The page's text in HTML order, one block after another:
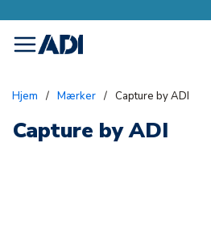
menu
Hjem / Mærker / Capture by ADI
Capture by ADI